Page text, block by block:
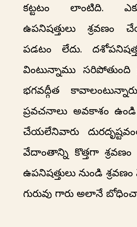
కట్టటం లాంటిది.
ఉపనిషత్తులు శ్రవణం
పడటం లేదు.
వింటున్నాము సరిపోతుంది
భగవద్గీత
ప్రవచనాలు అవకాశం
చేయలేనివారు
వేదాంతాన్ని కొత్తగా
ఉపనిషత్తులు నుండి
గురువు గారు అలానే